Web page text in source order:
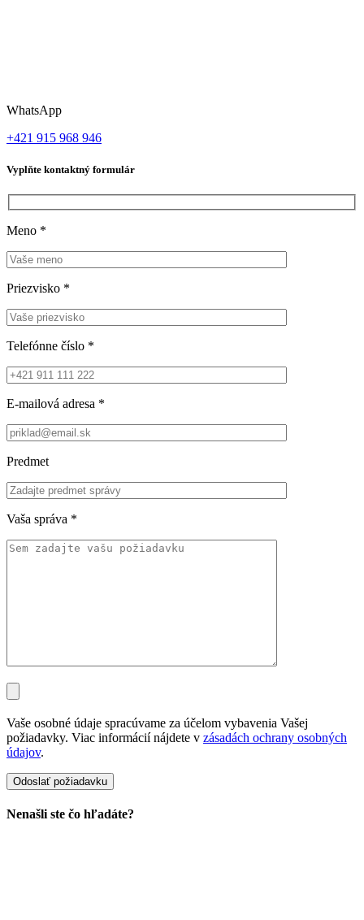
WhatsApp
+421 915 968 946
Vyplňte kontaktný formulár
Meno *
Priezvisko *
Telefónne číslo *
E-mailová adresa *
Predmet
Vaša správa *
Vaše osobné údaje spracúvame za účelom vybavenia Vašej
požiadavky. Viac informácií nájdete v zásadách ochrany osobných
údajov.
Nenašli ste čo hľadáte?